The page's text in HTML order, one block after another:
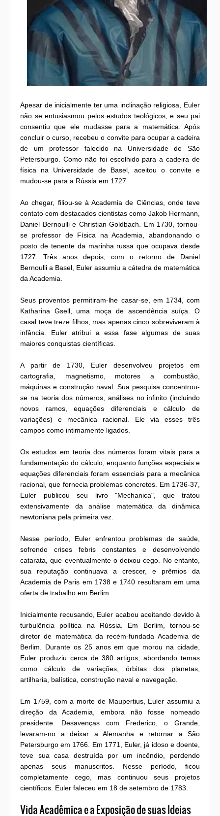
Apesar de inicialmente ter uma inclinação religiosa, Euler
não se entusiasmou pelos estudos teológicos, e seu pai
consentiu que ele mudasse para a matemática. Após
concluir o curso, recebeu o convite para ocupar a cadeira
de um professor falecido na Universidade de São
Petersburgo. Como não foi escolhido para a cadeira de
física na Universidade de Basel, aceitou o convite e
mudou-se para a Rússia em 1727.
Ao chegar, filiou-se à Academia de Ciências, onde teve
contato com destacados cientistas como Jakob Hermann,
Daniel Bernoulli e Christian Goldbach. Em 1730, tornou-
se professor de Física na Academia, abandonando o
posto de tenente da marinha russa que ocupava desde
1727. Três anos depois, com o retorno de Daniel
Bernoulli a Basel, Euler assumiu a cátedra de matemática
da Academia.
Seus proventos permitiram-lhe casar-se, em 1734, com
Katharina Gsell, uma moça de ascendência suíça. O
casal teve treze filhos, mas apenas cinco sobreviveram à
infância. Euler atribui a essa fase algumas de suas
maiores conquistas científicas.
A partir de 1730, Euler desenvolveu projetos em
cartografia, magnetismo, motores a combustão,
máquinas e construção naval. Sua pesquisa concentrou-
se na teoria dos números, análises no infinito (incluindo
novos ramos, equações diferenciais e cálculo de
variações) e mecânica racional. Ele via esses três
campos como intimamente ligados.
Os estudos em teoria dos números foram vitais para a
fundamentação do cálculo, enquanto funções especiais e
equações diferenciais foram essenciais para a mecânica
racional, que fornecia problemas concretos. Em 1736-37,
Euler publicou seu livro "Mechanica", que tratou
extensivamente da análise matemática da dinâmica
newtoniana pela primeira vez.
Nesse período, Euler enfrentou problemas de saúde,
sofrendo crises febris constantes e desenvolvendo
catarata, que eventualmente o deixou cego. No entanto,
sua reputação continuava a crescer, e prêmios da
Academia de Paris em 1738 e 1740 resultaram em uma
oferta de trabalho em Berlim.
Inicialmente recusando, Euler acabou aceitando devido à
turbulência política na Rússia. Em Berlim, tornou-se
diretor de matemática da recém-fundada Academia de
Berlim. Durante os 25 anos em que morou na cidade,
Euler produziu cerca de 380 artigos, abordando temas
como cálculo de variações, órbitas dos planetas,
artilharia, balística, construção naval e navegação.
Em 1759, com a morte de Maupertius, Euler assumiu a
direção da Academia, embora não fosse nomeado
presidente. Desavenças com Frederico, o Grande,
levaram-no a deixar a Alemanha e retornar a São
Petersburgo em 1766. Em 1771, Euler, já idoso e doente,
teve sua casa destruída por um incêndio, perdendo
apenas seus manuscritos. Nesse período, ficou
completamente cego, mas continuou seus projetos
científicos. Euler faleceu em 18 de setembro de 1783.
Vida Acadêmica e a Exposição de suas Ideias